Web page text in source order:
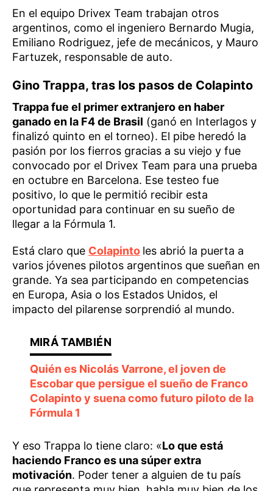
En el equipo Drivex Team trabajan otros
argentinos, como el ingeniero Bernardo Mugia,
Emiliano Rodriguez, jefe de mecánicos, y Mauro
Fartuzek, responsable de auto.
Gino Trappa, tras los pasos de Colapinto
Trappa fue el primer extranjero en haber
ganado en la F4 de Brasil (ganó en Interlagos y
finalizó quinto en el torneo). El pibe heredó la
pasión por los fierros gracias a su viejo y fue
convocado por el Drivex Team para una prueba
en octubre en Barcelona. Ese testeo fue
positivo, lo que le permitió recibir esta
oportunidad para continuar en su sueño de
llegar a la Fórmula 1.
Está claro que Colapinto les abrió la puerta a
varios jóvenes pilotos argentinos que sueñan en
grande. Ya sea participando en competencias
en Europa, Asia o los Estados Unidos, el
impacto del pilarense sorprendió al mundo.
Quién es Nicolás Varrone, el joven de
Escobar que persigue el sueño de Franco
Colapinto y suena como futuro piloto de la
Fórmula 1
Y eso Trappa lo tiene claro: «Lo que está
haciendo Franco es una súper extra
motivación. Poder tener a alguien de tu país